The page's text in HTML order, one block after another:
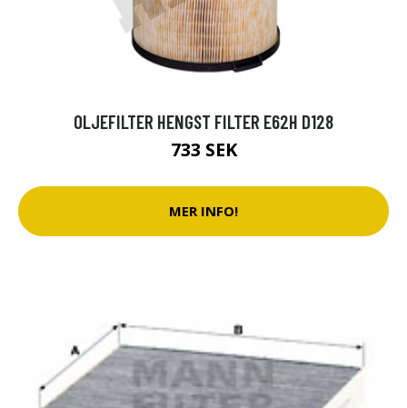
OLJEFILTER HENGST FILTER E62H D128
733 SEK
MER INFO!